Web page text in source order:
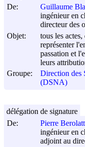
De:
Guillaume
ingénieur en
directeur des
Objet:
tous les
représenter
passation et
leurs
Groupe:
Direction des
(DSNA)
De:
Pierre
ingénieur en
adjoint au
délégation de signature